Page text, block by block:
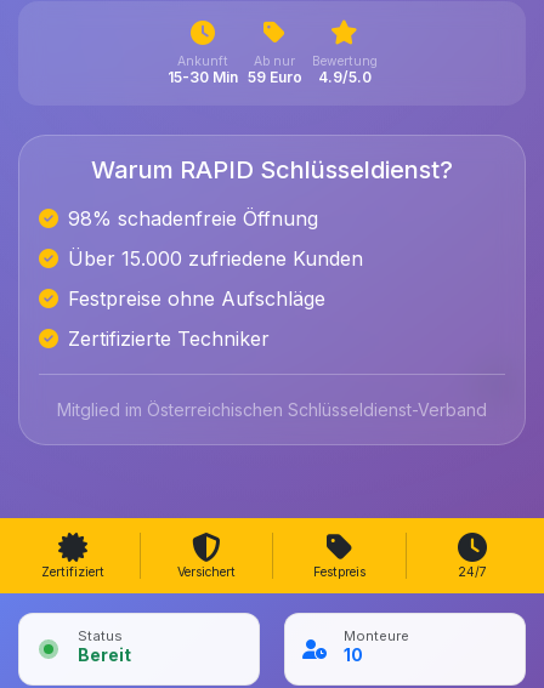
Ankunft
15-30 Min
Ab nur
59 Euro
Bewertung
4.9/5.0
Warum RAPID Schlüsseldienst?
98% schadenfreie Öffnung
Über 15.000 zufriedene Kunden
Festpreise ohne Aufschläge
Zertifizierte Techniker
Mitglied im Österreichischen Schlüsseldienst-Verband
Zertifiziert Versichert Festpreis 24/7
Status
Bereit
Monteure
10